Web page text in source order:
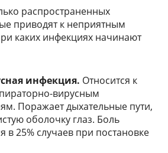
распространенных
приводят к неприятным
каких инфекциях начинают
инфекция. Относится к
вирусным
Поражает дыхательные пути,
оболочку глаз. Боль
в 25% случаев при постановке